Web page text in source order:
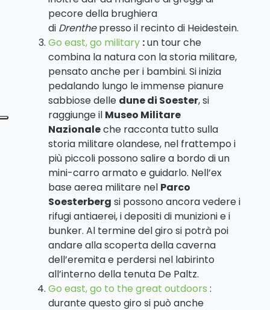
pecore della brughiera
di Drenthepresso il recinto di Heidestein.
Go east, go military :un tour che
combina la natura con la storia militare,
pensato anche per i bambini. Si inizia
pedalando lungo le immense pianure
sabbiose delle dune di Soester, si
raggiunge il Museo Militare
Nazionaleche racconta tutto sulla
storia militare olandese, nel frattempo i
più piccoli possono salire a bordo di un
mini-carro armato e guidarlo. Nell’ex
base aerea militare nel Parco
Soesterberg si possono ancora vedere i
rifugi antiaerei, i depositi di munizioni e i
bunker. Al termine del giro si potrà poi
andare alla scoperta della caverna
dell’eremita e perdersi nel labirinto
all’interno della tenuta De Paltz.
Go east, go to the great outdoors :
durante questo giro si può anche